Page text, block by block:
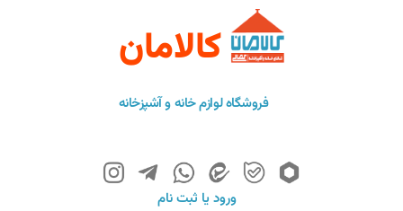
کالامان
فروشگاه لوازم خانه و آشپزخانه
ورودیا ثبت نام